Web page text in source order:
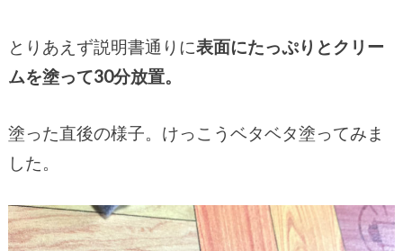
とりあえず説明書通りに表面にたっぷりとクリー
ムを塗って30分放置。
塗った直後の様子。けっこうベタベタ塗ってみま
した。